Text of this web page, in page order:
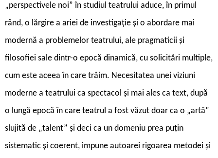
„perspectivele noi” în studiul teatrului aduce, în primul
rând, o lărgire a ariei de investigație și o abordare mai
modernă a problemelor teatrului, ale pragmaticii și
filosofiei sale dintr-o epocă dinamică, cu solicitări multiple,
cum este aceea în care trăim. Necesitatea unei viziuni
moderne a teatrului ca spectacol și mai ales ca text, după
o lungă epocă în care teatrul a fost văzut doar ca o „artă”
slujită de „talent” și deci ca un domeniu prea puțin
sistematic și coerent, impune autoarei rigoarea metodei și